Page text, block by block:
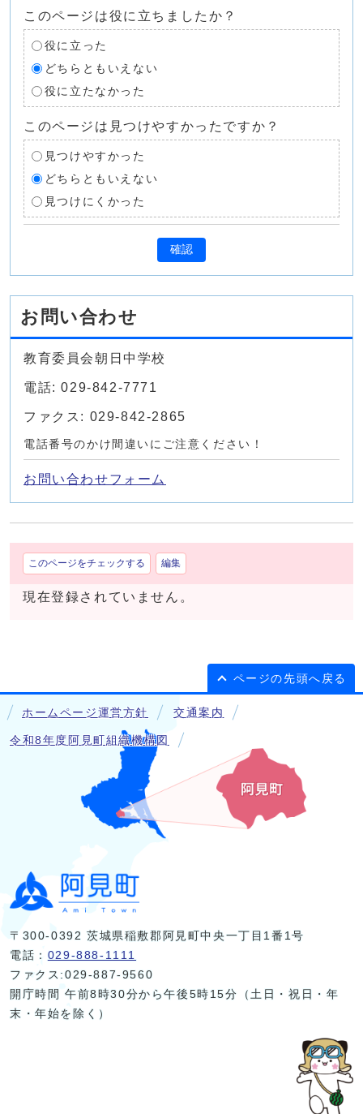
このページは役に立ちましたか？
役に立った
どちらともいえない
役に立たなかった
このページは見つけやすかったですか？
見つけやすかった
どちらともいえない
見つけにくかった
確認
お問い合わせ
教育委員会朝日中学校
電話: 029-842-7771
ファクス: 029-842-2865
電話番号のかけ間違いにご注意ください！
お問い合わせフォーム
このページをチェックする 編集
現在登録されていません。
ページの先頭へ戻る
ホームページ運営方針 交通案内
令和8年度阿見町組織機構図
〒300-0392 茨城県稲敷郡阿見町中央一丁目1番1号
電話： 029-888-1111
ファクス:029-887-9560
開庁時間 午前8時30分から午後5時15分（土日・祝日・年
末・年始を除く）